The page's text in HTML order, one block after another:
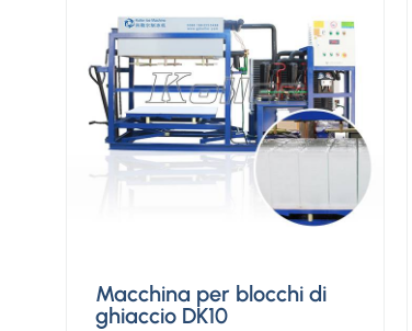
Macchina per blocchi di
ghiaccio DK10